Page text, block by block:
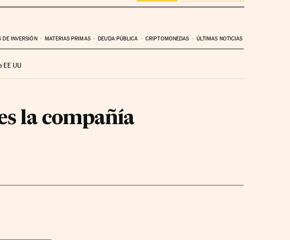
DE INVERSIÓN MATERIAS PRIMAS DEUDA PÚBLICA CRIPTOMONEDAS ÚLTIMAS NOTICIAS
EE UU
la compañía